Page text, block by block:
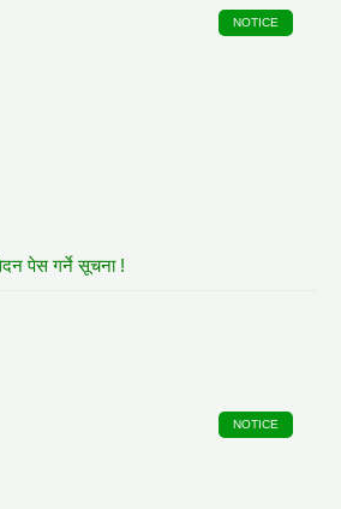
NOTICE
पेस गर्ने सूचना !
NOTICE